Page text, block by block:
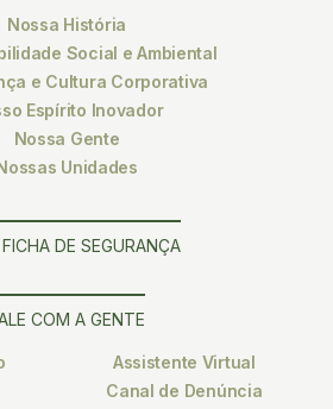
Nossa História
Social e Ambiental
e Cultura Corporativa
Espírito Inovador
Nossa Gente
Unidades
DE SEGURANÇA
COM A GENTE
Assistente Virtual
Canal de Denúncia